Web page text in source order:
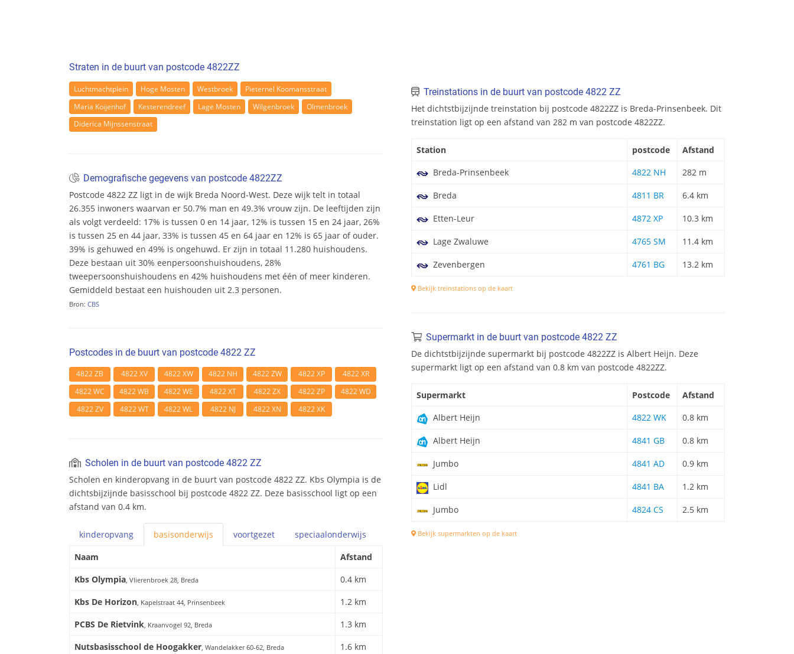
Straten in de buurt van postcode 4822ZZ
Luchtmachtplein Hoge Mosten Westbroek
Pieternel Koomansstraat
Maria Koijenhof
Kesterendreef Lage Mosten Wilgenbroek
Olmenbroek
Diderica Mijnssenstraat
Demografische gegevens van postcode 4822ZZ
Postcode 4822 ZZ ligt in de wijk Breda Noord-West. Deze wijk telt in totaal
26.355 inwoners waarvan er 50.7% man en 49.3% vrouw zijn. De leeftijden zijn
als volgt verdeeld: 17% is tussen 0 en 14 jaar, 12% is tussen 15 en 24 jaar, 26%
is tussen 25 en 44 jaar, 33% is tussen 45 en 64 jaar en 12% is 65 jaar of ouder.
39% is gehuwed en 49% is ongehuwd. Er zijn in totaal 11.280 huishoudens.
Deze bestaan uit 30% eenpersoonshuishoudens, 28%
tweepersoonshuishoudens en 42% huishoudens met één of meer kinderen.
Gemiddeld bestaat een huishouden uit 2.3 personen.
Bron: CBS
Postcodes in de buurt van postcode 4822 ZZ
4822 ZB 4822 XV 4822 XW 4822 NH 4822 ZW 4822 XP
4822 XR
4822 WC
4822 WB 4822 WE 4822 XT 4822 ZX 4822 ZP
4822 WD
4822 ZV
4822 WT 4822 WL 4822 NJ 4822 XN 4822 XK
Scholen in de buurt van postcode 4822 ZZ
Scholen en kinderopvang in de buurt van postcode 4822 ZZ. Kbs Olympia is de
dichtsbijzijnde basisschool bij postcode 4822 ZZ. Deze basisschool ligt op een
afstand van 0.4 km.
kinderopvang basisonderwijs voortgezet speciaalonderwijs
Naam
Afstand
Kbs Olympia, Vlierenbroek 28, Breda
0.4 km
Kbs De Horizon, Kapelstraat 44, Prinsenbeek
1.2 km
PCBS De Rietvink, Kraanvogel 92, Breda
1.3 km
Nutsbasisschool de Hoogakker, Wandelakker 60-62, Breda
1.6 km
Treinstations in de buurt van postcode 4822 ZZ
Het dichtstbijzijnde treinstation bij postcode 4822ZZ is Breda-Prinsenbeek. Dit
treinstation ligt op een afstand van 282 m van postcode 4822ZZ.
Station postcode
Afstand
Breda-Prinsenbeek
4822 NH 282 m
Breda 4811 BR 6.4 km
Etten-Leur 4872 XP 10.3 km
Lage Zwaluwe 4765 SM 11.4 km
Zevenbergen 4761 BG 13.2 km
Bekijk treinstations op de kaart
Supermarkt in de buurt van postcode 4822 ZZ
De dichtstbijzijnde supermarkt bij postcode 4822ZZ is Albert Heijn. Deze
supermarkt ligt op een afstand van 0.8 km van postcode 4822ZZ.
Supermarkt Postcode
Afstand
Albert Heijn
4822 WK 0.8 km
Albert Heijn 4841 GB 0.8 km
Jumbo 4841 AD 0.9 km
Lidl 4841 BA 1.2 km
Jumbo 4824 CS 2.5 km
Bekijk supermarkten op de kaart